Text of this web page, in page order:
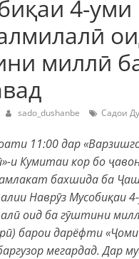
4-уми
миллӣ
sado_dushanbe Садои
11:00 дар
и Кумитаи кор бо
бахшида ба
Наврӯз Мусобиқаи
оид ба гӯштини
барои дарёфти
мегардад. Дар